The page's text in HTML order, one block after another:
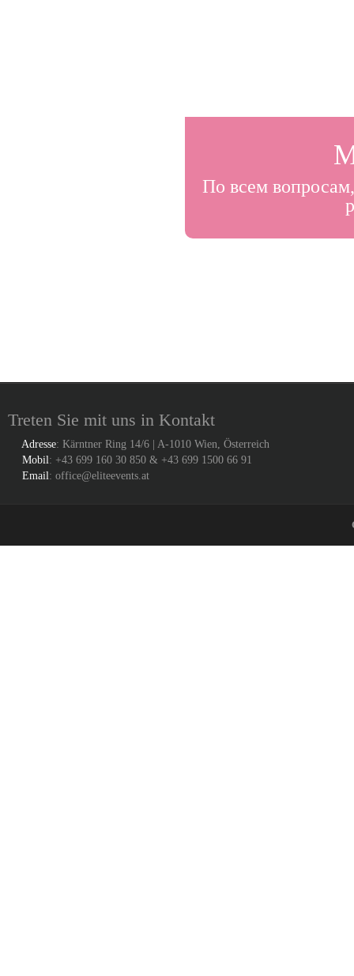
По всем
Treten Sie mit uns in Kontakt
Adresse: Kärntner Ring 14/6 | A-1010 Wien, Österreich
Mobil: +43 699 160 30 850 & +43 699 1500 66 91
Email: office@eliteevents.at